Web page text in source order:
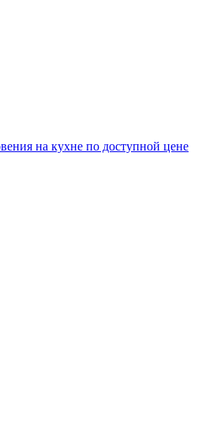
на кухне по доступной цене